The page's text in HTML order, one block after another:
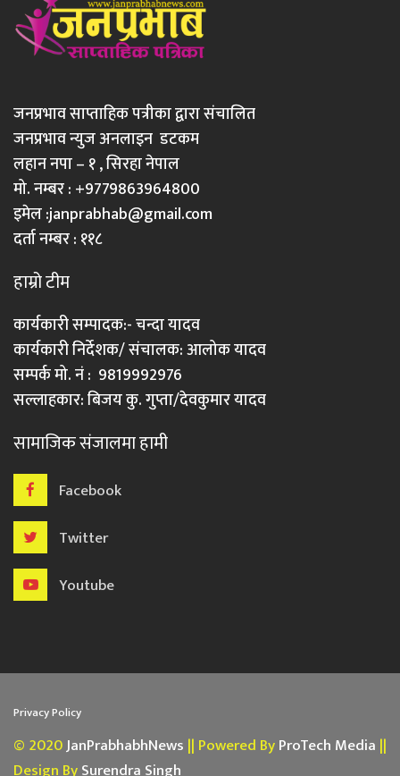
जनप्रभाव साप्ताहिक पत्रीका द्वारा संचालित
जनप्रभाव न्युज अनलाइन डटकम
लहान नपा – १ , सिरहा नेपाल
मो. नम्बर : +9779863964800
इमेल :janprabhab@gmail.com
दर्ता नम्बर : ११८
हाम्रो टीम
कार्यकारी सम्पादक:- चन्दा यादव
कार्यकारी निर्देशक/ संचालक: आलोक यादव
सम्पर्क मो. नं : 9819992976
सल्लाहकार: बिजय कु. गुप्ता/देवकुमार यादव
सामाजिक संजालमा हामी
Facebook
Twitter
Youtube
Privacy Policy
© 2020JanPrabhabhNews || Powered ByProTech Media ||
Design BySurendra Singh